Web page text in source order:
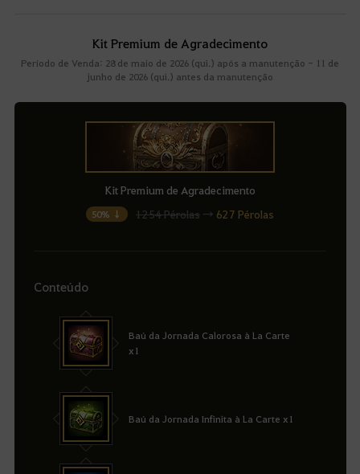
Kit Premium de Agradecimento
Período de Venda: 28 de maio de 2026 (qui.) após a manutenção - 11 de
junho de 2026 (qui.) antes da manutenção
Kit Premium de Agradecimento
50% ↓ 1254 Pérolas→ 627 Pérolas
Conteúdo
Baú da Jornada Calorosa à La Carte
x1
Baú da Jornada Infinita à La Carte x1